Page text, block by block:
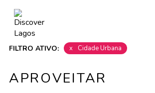
FILTRO ATIVO: x Cidade Urbana
APROVEITAR